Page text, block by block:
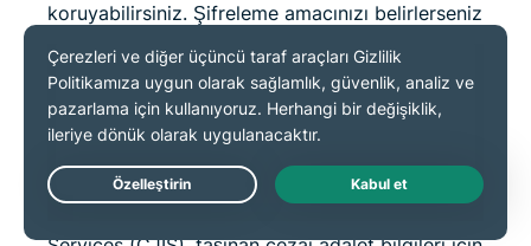
koruyabilirsiniz. Şifreleme amacınızı belirlerseniz
Veri güvenliği seviyesini seçin: Örneğin2024
Cybersecurity and Infrastructure Security
Agency (CISA) raporunagöre. Federal kurumların
National Institute of Standards and Technology
(NIST) standartları gereğince AES kullanması
Live Chat